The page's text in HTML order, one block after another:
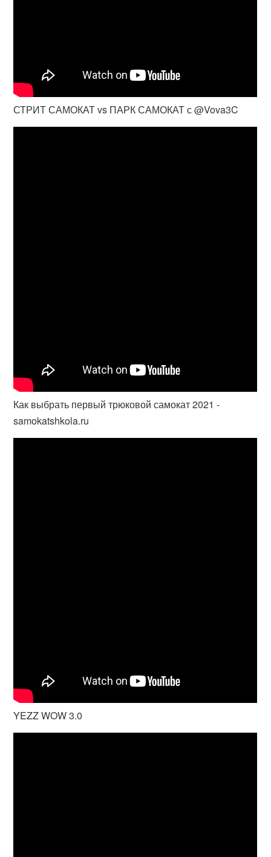
СТРИТ САМОКАТ vs ПАРК САМОКАТ с @Vova3C​
Как выбрать первый трюковой самокат 2021 -
samokatshkola.ru
YEZZ WOW 3.0